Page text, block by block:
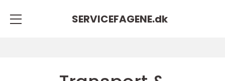
SERVICEFAGENE.dk